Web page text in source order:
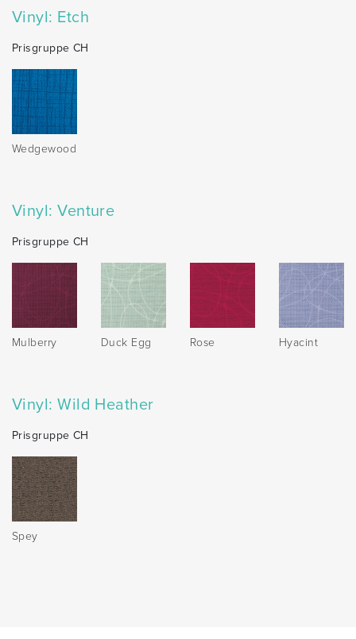
Vinyl: Etch
Prisgruppe CH
Wedgewood
Vinyl: Venture
Prisgruppe CH
Mulberry Duck Egg Rose Hyacint
Vinyl: Wild Heather
Prisgruppe CH
Spey